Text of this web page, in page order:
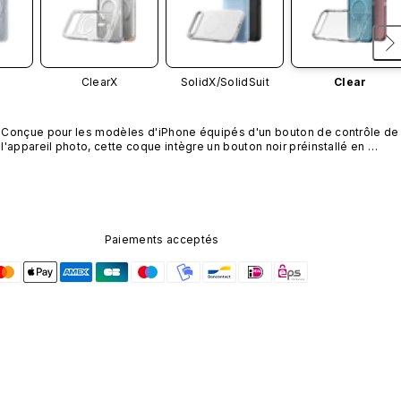
ClearX SolidX/SolidSuit Clear
Conçue pour les modèles d'iPhone équipés d'un bouton de contrôle de
l'appareil photo, cette coque intègre un bouton noir préinstallé en
Paiements acceptés